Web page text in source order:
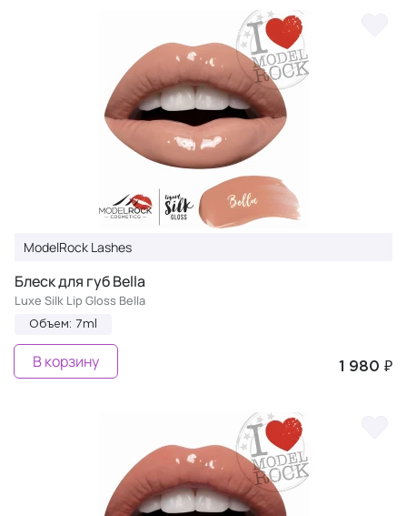
ModelRock Lashes
Блеск для губ Bella
Luxe Silk Lip Gloss Bella
Объем: 7ml
1 980 ₽
В корзину